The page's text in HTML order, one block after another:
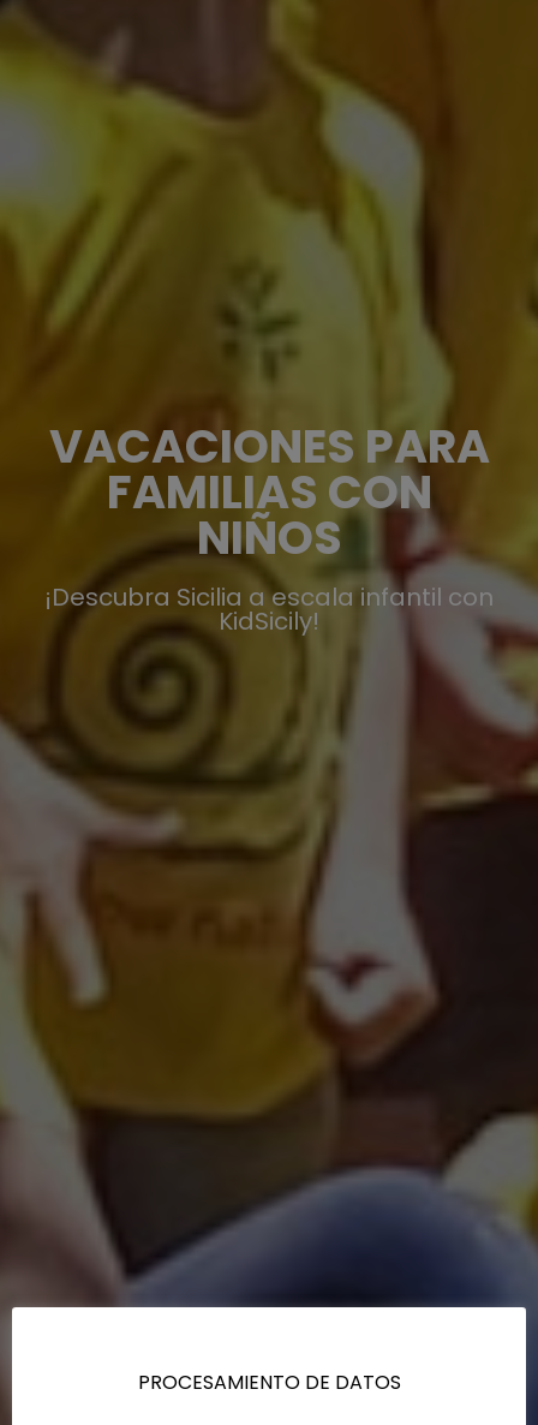
VACACIONES PARA
FAMILIAS CON
NIÑOS
¡Descubra Sicilia a escala infantil con
KidSicily!
PROCESAMIENTO DE DATOS